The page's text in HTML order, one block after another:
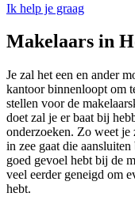
Ik help je graag
Makelaars in
Je zal het een en ander
kantoor binnenloopt om
stellen voor de
doet zal je er baat bij
onderzoeken. Zo weet je
in zee gaat die
goed gevoel hebt bij de
veel eerder geneigd om
hebt.